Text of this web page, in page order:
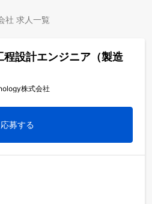
社 求人一覧
程設計エンジニア（製造
株式会社
応募する